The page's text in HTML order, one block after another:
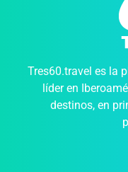
Tres60.travel es la
líder en
destinos, en